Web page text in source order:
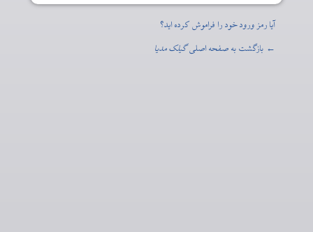
آیا رمز ورود خود را فراموش کرده اید؟
← بازگشت به صفحه اصلیگیلک مدیا